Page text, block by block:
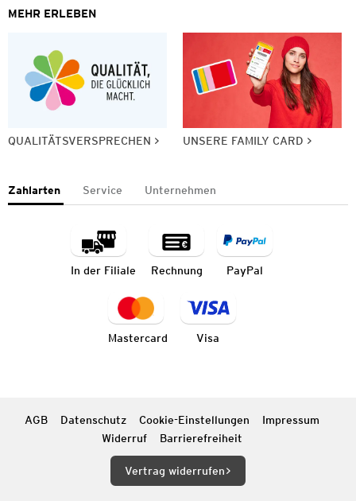
MEHR ERLEBEN
QUALITÄTSVERSPRECHEN UNSERE FAMILY CARD
Zahlarten Service Unternehmen
In der Filiale Rechnung PayPal
Mastercard Visa
AGB Datenschutz Cookie-Einstellungen
Impressum
Widerruf
Barrierefreiheit
Vertrag widerrufen